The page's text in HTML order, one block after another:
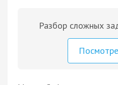
Разбор сложных